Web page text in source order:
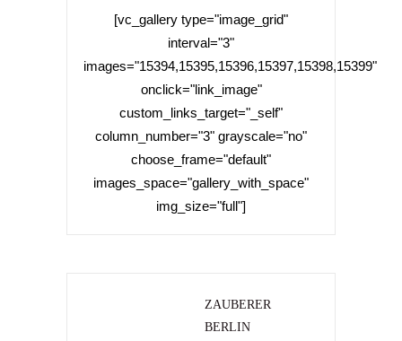
[vc_gallery type="image_grid"
interval="3"
images="15394,15395,15396,15397,15398,15399"
onclick="link_image"
custom_links_target="_self"
column_number="3" grayscale="no"
choose_frame="default"
images_space="gallery_with_space"
img_size="full"]
ZAUBERER
BERLIN